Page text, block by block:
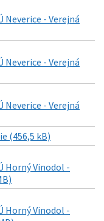
Neverice - Verejná
Neverice - Verejná
Neverice - Verejná
(456,5 kB)
Horný Vinodol -
Horný Vinodol -